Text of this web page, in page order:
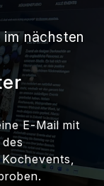
nächsten
E-Mail mit